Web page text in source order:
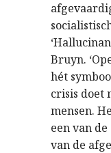
Bruyn.
hét
crisis doet
mensen.
een van
van de